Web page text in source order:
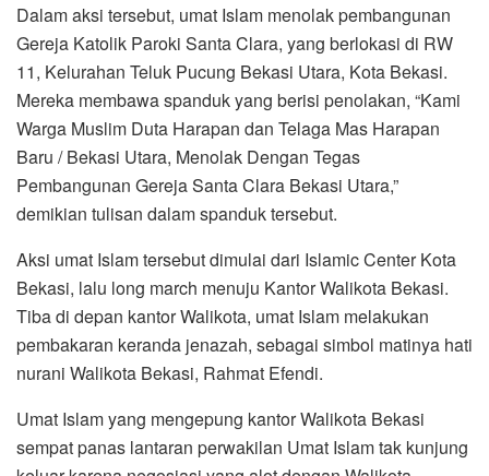
Dalam aksi tersebut, umat Islam menolak pembangunan
Gereja Katolik Paroki Santa Clara, yang berlokasi di RW
11, Kelurahan Teluk Pucung Bekasi Utara, Kota Bekasi.
Mereka membawa spanduk yang berisi penolakan, “Kami
Warga Muslim Duta Harapan dan Telaga Mas Harapan
Baru / Bekasi Utara, Menolak Dengan Tegas
Pembangunan Gereja Santa Clara Bekasi Utara,”
demikian tulisan dalam spanduk tersebut.
Aksi umat Islam tersebut dimulai dari Islamic Center Kota
Bekasi, lalu long march menuju Kantor Walikota Bekasi.
Tiba di depan kantor Walikota, umat Islam melakukan
pembakaran keranda jenazah, sebagai simbol matinya hati
nurani Walikota Bekasi, Rahmat Efendi.
Umat Islam yang mengepung kantor Walikota Bekasi
sempat panas lantaran perwakilan Umat Islam tak kunjung